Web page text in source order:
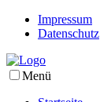
Impressum
Datenschutz
Menü